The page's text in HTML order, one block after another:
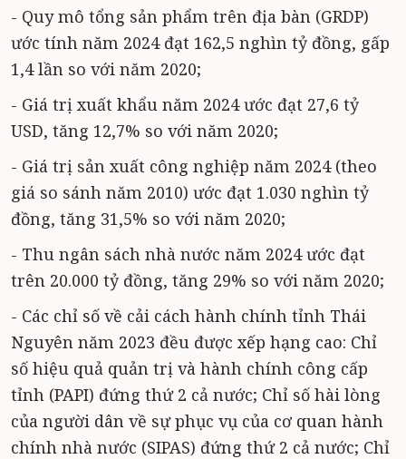
- Quy mô tổng sản phẩm trên địa bàn (GRDP)
ước tính năm 2024 đạt 162,5 nghìn tỷ đồng, gấp
1,4 lần so với năm 2020;
- Giá trị xuất khẩu năm 2024 ước đạt 27,6 tỷ
USD, tăng 12,7% so với năm 2020;
- Giá trị sản xuất công nghiệp năm 2024 (theo
giá so sánh năm 2010) ước đạt 1.030 nghìn tỷ
đồng, tăng 31,5% so với năm 2020;
- Thu ngân sách nhà nước năm 2024 ước đạt
trên 20.000 tỷ đồng, tăng 29% so với năm 2020;
- Các chỉ số về cải cách hành chính tỉnh Thái
Nguyên năm 2023 đều được xếp hạng cao: Chỉ
số hiệu quả quản trị và hành chính công cấp
tỉnh (PAPI) đứng thứ 2 cả nước; Chỉ số hài lòng
của người dân về sự phục vụ của cơ quan hành
chính nhà nước (SIPAS) đứng thứ 2 cả nước; Chỉ